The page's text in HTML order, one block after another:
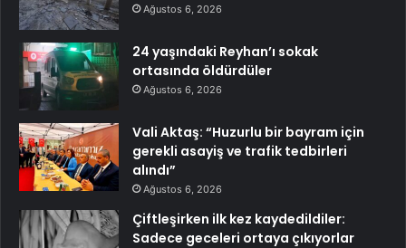
Ağustos 6, 2026
24 yaşındaki Reyhan’ı sokak
ortasında öldürdüler
Ağustos 6, 2026
Vali Aktaş: “Huzurlu bir bayram için
gerekli asayiş ve trafik tedbirleri
alındı”
Ağustos 6, 2026
Çiftleşirken ilk kez kaydedildiler:
Sadece geceleri ortaya çıkıyorlar